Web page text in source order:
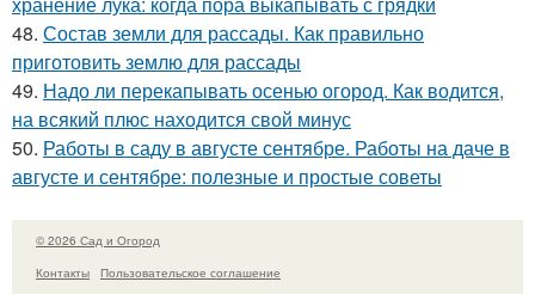
48. Состав земли для рассады. Как правильно
приготовить землю для рассады
49. Надо ли перекапывать осенью огород. Как водится,
на всякий плюс находится свой минус
50. Работы в саду в августе сентябре. Работы на даче в
августе и сентябре: полезные и простые советы
© 2026 Сад и Огород
Контакты
Пользовательское соглашение